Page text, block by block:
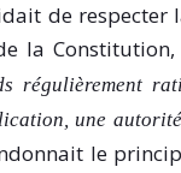
de respecter
la
régulièrement
une
le